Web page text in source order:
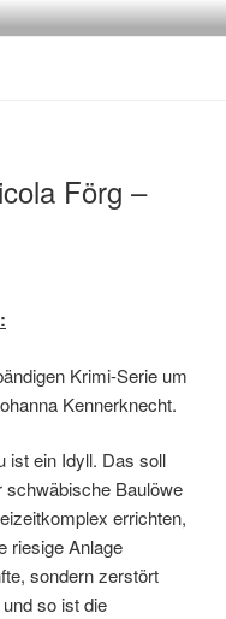
Förg –
:
Krimi-Serie um
Kennerknecht.
ist ein Idyll. Das soll
schwäbische Baulöwe
errichten,
riesige Anlage
sondern zerstört
so ist die